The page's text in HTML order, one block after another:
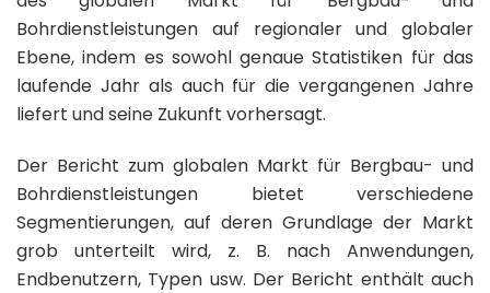
Bohrdienstleistungen auf regionaler und globaler
Ebene, indem es sowohl genaue Statistiken für das
laufende Jahr als auch für die vergangenen Jahre
liefert und seine Zukunft vorhersagt.
Der Bericht zum globalen Markt für Bergbau- und
Bohrdienstleistungen bietet verschiedene
Segmentierungen, auf deren Grundlage der Markt
grob unterteilt wird, z. B. nach Anwendungen,
Endbenutzern, Typen usw. Der Bericht enthält auch